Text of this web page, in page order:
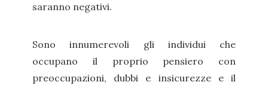
saranno negativi.
Sono innumerevoli gli individui che
occupano il proprio pensiero con
preoccupazioni, dubbi e insicurezze e il